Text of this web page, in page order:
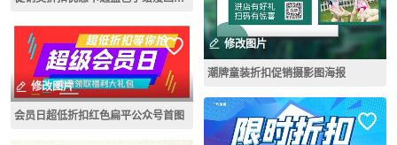
修改图片
会员日超低折扣红色扁平公众号首图
修改图片
潮牌童装折扣促销摄影图海报